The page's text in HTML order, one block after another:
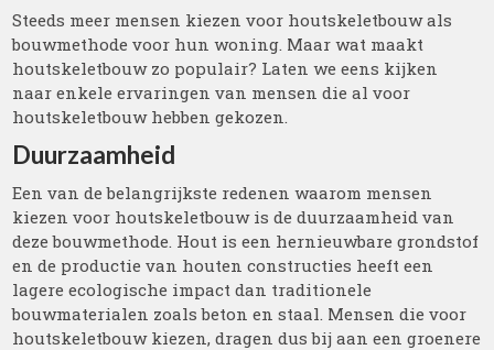
Steeds meer mensen kiezen voor houtskeletbouw als
bouwmethode voor hun woning. Maar wat maakt
houtskeletbouw zo populair? Laten we eens kijken
naar enkele ervaringen van mensen die al voor
houtskeletbouw hebben gekozen.
Duurzaamheid
Een van de belangrijkste redenen waarom mensen
kiezen voor houtskeletbouw is de duurzaamheid van
deze bouwmethode. Hout is een hernieuwbare grondstof
en de productie van houten constructies heeft een
lagere ecologische impact dan traditionele
bouwmaterialen zoals beton en staal. Mensen die voor
houtskeletbouw kiezen, dragen dus bij aan een groenere